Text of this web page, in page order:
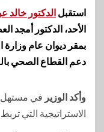
استقبل الدكتور خالد
الأحد، الدكتور أمجد
بمقر ديوان عام
دعم القطاع الصحي
وأكد الوزير في مستهل
الاستراتيجية التي